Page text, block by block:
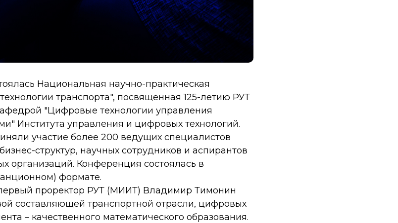
Национальная научно-практическая
транспорта", посвященная 125-летию РУТ
"Цифровые технологии управления
Института управления и цифровых технологий.
участие более 200 ведущих специалистов
структур, научных сотрудников и аспирантов
организаций. Конференция состоялась в
формате.
проректор РУТ (МИИТ) Владимир Тимонин
составляющей транспортной отрасли, цифровых
– качественного математического образования.